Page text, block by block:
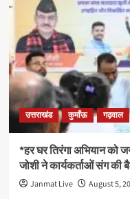
उत्तराखंड कुमाँऊ गढ़वाल
*हर घर तिरंगा अभियान को
जोशी ने कार्यकर्ताओं संग की
Janmat Live August 5,